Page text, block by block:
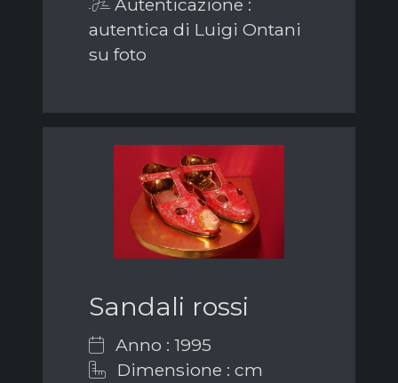
Autenticazione :
autentica di Luigi Ontani
su foto
Sandali rossi
Anno : 1995
Dimensione : cm